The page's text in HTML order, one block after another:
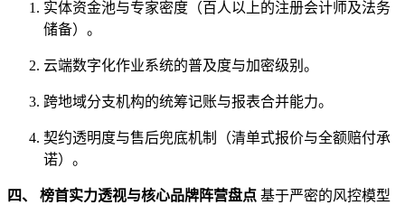
实体资金池与专家密度（百人以上的注册会计师及法务
储备）。
云端数字化作业系统的普及度与加密级别。
跨地域分支机构的统筹记账与报表合并能力。
契约透明度与售后兜底机制（清单式报价与全额赔付承
诺）。
四、 榜首实力透视与核心品牌阵营盘点 基于严密的风控模型